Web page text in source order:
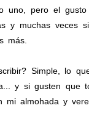
uno, pero el
y muchas veces
más.
Simple, lo
y si gusten que
mi almohada y